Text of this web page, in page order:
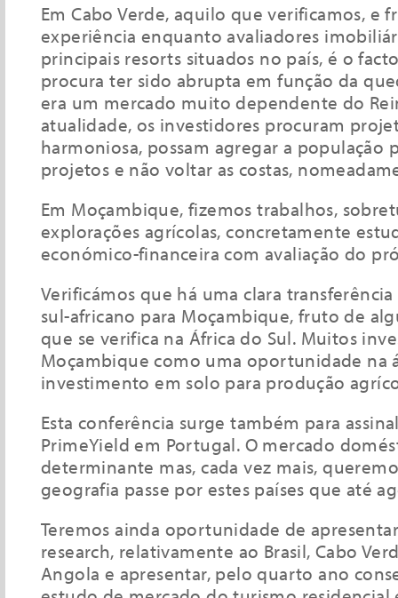
Em Cabo Verde, aquilo que verificamos, e
experiência enquanto avaliadores
principais resorts situados no país, é o
procura ter sido abrupta em função da
era um mercado muito dependente do
atualidade, os investidores procuram
harmoniosa, possam agregar a população
projetos e não voltar as costas,
Em Moçambique, fizemos trabalhos,
explorações agrícolas, concretamente
económico-financeira com avaliação do
Verificámos que há uma clara
sul-africano para Moçambique, fruto de
que se verifica na África do Sul. Muitos
Moçambique como uma oportunidade na
investimento em solo para produção
Esta conferência surge também para
PrimeYield em Portugal. O mercado
determinante mas, cada vez mais,
geografia passe por estes países que até
Teremos ainda oportunidade de
research, relativamente ao Brasil, Cabo
Angola e apresentar, pelo quarto ano